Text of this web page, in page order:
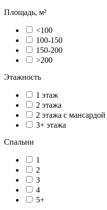
Площадь, м²
<100
100-150
150-200
>200
Этажность
1 этаж
2 этажа
2 этажа с мансардой
3+ этажа
Спальни
1
2
3
4
5+